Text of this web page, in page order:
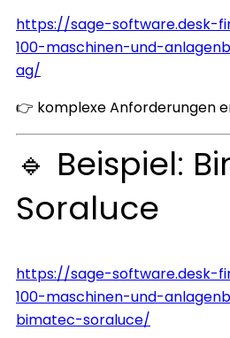
https://sage-software.desk-
100-maschinen-und-
ag/
👉 komplexe Anforderungen
🔹 Beispiel:
Soraluce
https://sage-software.desk-
100-maschinen-und-
bimatec-soraluce/